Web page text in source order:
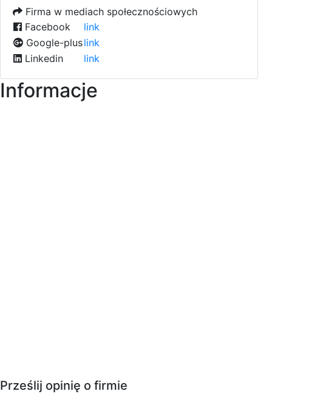
Firma w mediach społecznościowych
Facebook
link
Google-pluslink
Linkedin
link
Informacje
Prześlij opinię o firmie